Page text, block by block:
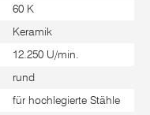
60 K
Keramik
12.250 U/min.
rund
für hochlegierte Stähle